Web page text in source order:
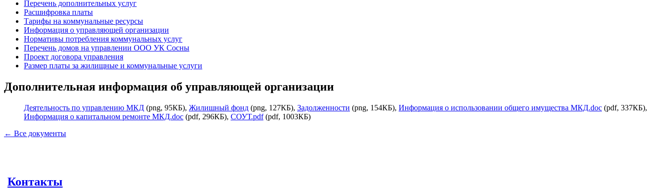
Перечень дополнительных услуг
Расшифровка платы
Тарифы на коммунальные ресурсы
Информация о управляющей организации
Нормативы потребления коммунальных услуг
Перечень домов на управлении ООО УК Сосны
Проект договора управления
Размер платы за жилищные и коммунальные услуги
Дополнительная информация об управляющей организации
Деятельность по управлению МКД (png, 95КБ), Жилишный фонд (png, 127КБ), Задолженности (png, 154КБ), Информация о использовании общего имущества МКД.doc (pdf, 337КБ),
Информация о капитальном ремонте МКД.doc (pdf, 296КБ), СОУТ.pdf(pdf, 1003КБ)
← Все документы
Контакты